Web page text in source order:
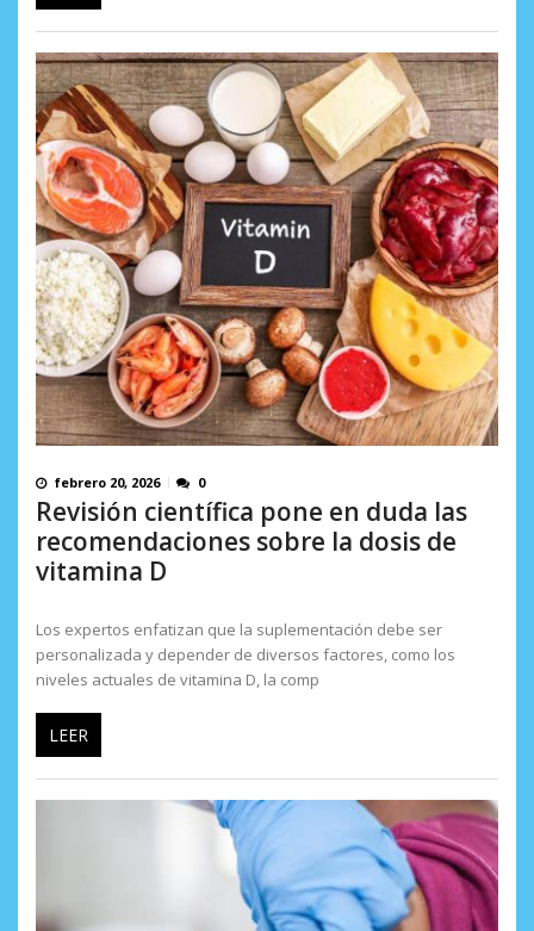
febrero 20, 2026 0
Revisión científica pone en duda las
recomendaciones sobre la dosis de
vitamina D
Los expertos enfatizan que la suplementación debe ser
personalizada y depender de diversos factores, como los
niveles actuales de vitamina D, la comp
LEER